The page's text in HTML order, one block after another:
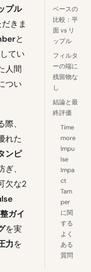
プル
きま
と
てい
人間
つい
、
れた
ンピ
ぎ、
欠な2
ガイ
を実
力を
ベースの
比較：平
面 vs リ
ップル
フィルタ
ーの端に
残留物な
し
結論と最
終評価
Time
more
Impu
lse
Impa
ct
Tam
per
に関
する
よく
ある
質問